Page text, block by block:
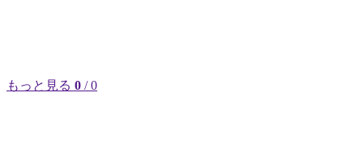
もっと見る 0 / 0